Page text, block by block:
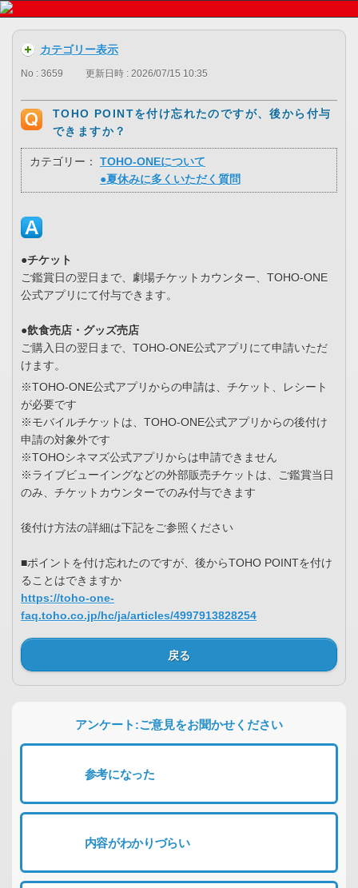
カテゴリー表示
No : 3659 更新日時 : 2026/07/15 10:35
TOHO POINTを付け忘れたのですが、後から付与
できますか？
カテゴリー：
TOHO-ONEについて
●夏休みに多くいただく質問
●チケット
ご鑑賞日の翌日まで、劇場チケットカウンター、TOHO-ONE
公式アプリにて付与できます。
●飲食売店・グッズ売店
ご購入日の翌日まで、TOHO-ONE公式アプリにて申請いただ
けます。
※TOHO-ONE公式アプリからの申請は、チケット、レシート
が必要です
※モバイルチケットは、TOHO-ONE公式アプリからの後付け
申請の対象外です
※TOHOシネマズ公式アプリからは申請できません
※ライブビューイングなどの外部販売チケットは、ご鑑賞当日
のみ、チケットカウンターでのみ付与できます
後付け方法の詳細は下記をご参照ください
■ポイントを付け忘れたのですが、後からTOHO POINTを付け
ることはできますか
https://toho-one-
faq.toho.co.jp/hc/ja/articles/4997913828254
戻る
アンケート:ご意見をお聞かせください
参考になった
内容がわかりづらい